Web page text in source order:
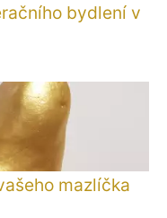
bydlení v
mazlíčka